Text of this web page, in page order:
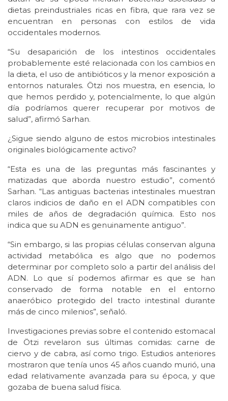
dietas preindustriales ricas en fibra, que rara vez se
encuentran en personas con estilos de vida
occidentales modernos.
“Su desaparición de los intestinos occidentales
probablemente esté relacionada con los cambios en
la dieta, el uso de antibióticos y la menor exposición a
entornos naturales. Ötzi nos muestra, en esencia, lo
que hemos perdido y, potencialmente, lo que algún
día podríamos querer recuperar por motivos de
salud”, afirmó Sarhan.
¿Sigue siendo alguno de estos microbios intestinales
originales biológicamente activo?
“Esta es una de las preguntas más fascinantes y
matizadas que aborda nuestro estudio”, comentó
Sarhan. “Las antiguas bacterias intestinales muestran
claros indicios de daño en el ADN compatibles con
miles de años de degradación química. Esto nos
indica que su ADN es genuinamente antiguo”.
“Sin embargo, si las propias células conservan alguna
actividad metabólica es algo que no podemos
determinar por completo solo a partir del análisis del
ADN. Lo que sí podemos afirmar es que se han
conservado de forma notable en el entorno
anaeróbico protegido del tracto intestinal durante
más de cinco milenios”, señaló.
Investigaciones previas sobre el contenido estomacal
de Ötzi revelaron sus últimas comidas: carne de
ciervo y de cabra, así como trigo. Estudios anteriores
mostraron que tenía unos 45 años cuando murió, una
edad relativamente avanzada para su época, y que
gozaba de buena salud física.